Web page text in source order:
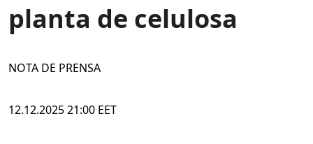
planta de celulosa
NOTA DE PRENSA
12.12.2025 21:00 EET